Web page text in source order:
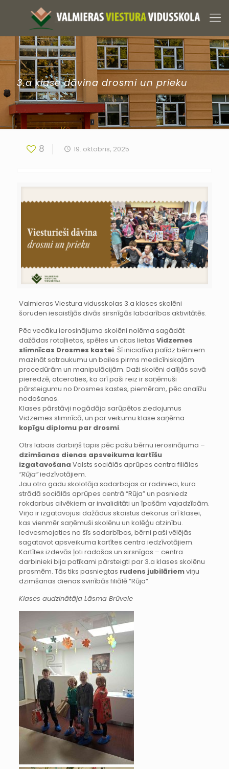
3.a klase dāvina drosmi un prieku
8 19. oktobris, 2025
Valmieras Viestura vidusskolas 3.a klases skolēni
šoruden iesaistījās divās sirsnīgās labdarības aktivitātēs.
Pēc vecāku ierosinājuma skolēni nolēma sagādāt
dažādas rotaļlietas, spēles un citas lietas Vidzemes
slimnīcas Drosmes kastei. Šī iniciatīva palīdz bērniem
mazināt satraukumu un bailes pirms medicīniskajām
procedūrām un manipulācijām. Daži skolēni dalījās savā
pieredzē, atceroties, ka arī paši reiz ir saņēmuši
pārsteigumu no Drosmes kastes, piemēram, pēc analīžu
nodošanas.
Klases pārstāvji nogādāja sarūpētos ziedojumus
Vidzemes slimnīcā, un par veikumu klase saņēma
kopīgu diplomu par drosmi.
Otrs labais darbiņš tapis pēc pašu bērnu ierosinājuma –
dzimšanas dienas apsveikuma kartīšu
izgatavošana Valsts sociālās aprūpes centra filiāles
“Rūja”iedzīvotājiem.
Jau otro gadu skolotāja sadarbojas ar radinieci, kura
strādā sociālās aprūpes centrā “Rūja” un pasniedz
rokdarbus cilvēkiem ar invaliditāti un īpašām vajadzībām.
Viņa ir izgatavojusi dažādus skaistus dekorus arī klasei,
kas vienmēr saņēmuši skolēnu un kolēģu atzinību.
Iedvesmojoties no šīs sadarbības, bērni paši vēlējās
sagatavot apsveikuma kartītes centra iedzīvotājiem.
Kartītes izdevās ļoti radošas un sirsnīgas – centra
darbinieki bija patīkami pārsteigti par 3.a klases skolēnu
prasmēm. Tās tiks pasniegtas rudens jubilāriemviņu
dzimšanas dienas svinībās filiālē “Rūja”.
Klases audzinātāja Lāsma Brūvele